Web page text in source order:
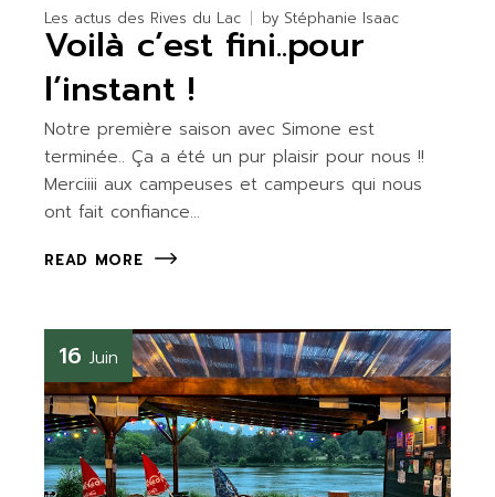
Les actus des Rives du Lac by Stéphanie Isaac
Voilà c’est fini..pour
l’instant !
Notre première saison avec Simone est
terminée.. Ça a été un pur plaisir pour nous !!
Merciiii aux campeuses et campeurs qui nous
ont fait confiance…
READ MORE
16 Juin